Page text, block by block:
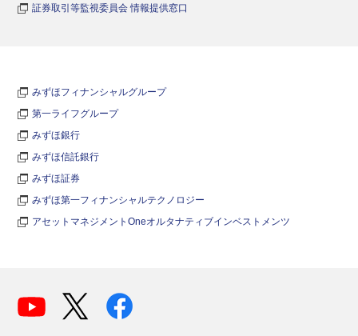
証券取引等監視委員会 情報提供窓口
みずほフィナンシャルグループ
第一ライフグループ
みずほ銀行
みずほ信託銀行
みずほ証券
みずほ第一フィナンシャルテクノロジー
アセットマネジメントOneオルタナティブインベストメンツ